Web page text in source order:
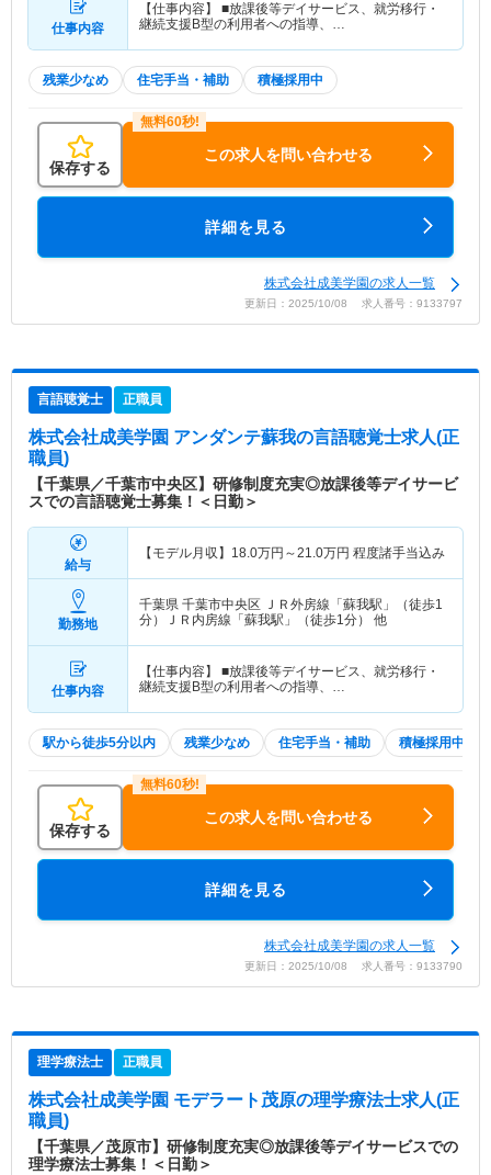
仕事内容
【仕事内容】 ■放課後等デイサービス、就労移行・
継続支援B型の利用者への指導、…
残業少なめ 住宅手当・補助 積極採用中
保存する
この求人を問い合わせる
詳細を見る
株式会社成美学園の求人一覧
更新日：2025/10/08 求人番号：9133797
言語聴覚士 正職員
株式会社成美学園 アンダンテ蘇我の言語聴覚士求人(正
職員)
【千葉県／千葉市中央区】研修制度充実◎放課後等デイサービ
スでの言語聴覚士募集！＜日勤＞
給与
【モデル月収】 18.0万円～21.0万円 程度諸手当込み
勤務地
千葉県 千葉市中央区 ＪＲ外房線「蘇我駅」（徒歩1
分）ＪＲ内房線「蘇我駅」（徒歩1分） 他
仕事内容
【仕事内容】 ■放課後等デイサービス、就労移行・
継続支援B型の利用者への指導、…
駅から徒歩5分以内 残業少なめ 住宅手当・補助 積極採用中
保存する
この求人を問い合わせる
詳細を見る
株式会社成美学園の求人一覧
更新日：2025/10/08 求人番号：9133790
理学療法士 正職員
株式会社成美学園 モデラート茂原の理学療法士求人(正
職員)
【千葉県／茂原市】研修制度充実◎放課後等デイサービスでの
理学療法士募集！＜日勤＞